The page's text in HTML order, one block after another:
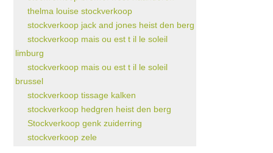
thelma louise stockverkoop
stockverkoop jack and jones heist den berg
stockverkoop mais ou est t il le soleil
limburg
stockverkoop mais ou est t il le soleil
brussel
stockverkoop tissage kalken
stockverkoop hedgren heist den berg
Stockverkoop genk zuiderring
stockverkoop zele